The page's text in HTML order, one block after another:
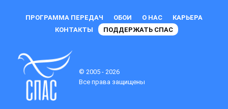
ПРОГРАММА ПЕРЕДАЧ ОБОИ О НАС
КАРЬЕРА
КОНТАКТЫ
ПОДДЕРЖАТЬ СПАС
© 2005 - 2026
Все права защищены